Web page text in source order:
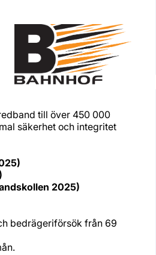
till över 450 000
säkerhet och integritet
2025)
bedrägeriförsök från 69